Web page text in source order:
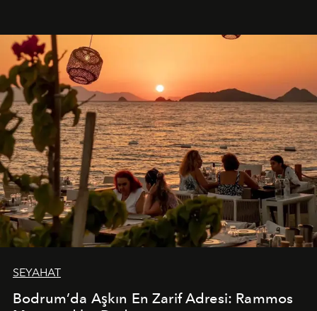
SEYAHAT
Bodrum’da Aşkın En Zarif Adresi: Rammos